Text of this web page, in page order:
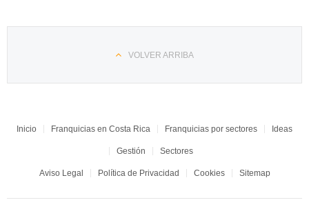
VOLVER ARRIBA
Inicio Franquicias en Costa Rica Franquicias por sectores Ideas
Gestión Sectores
Aviso Legal Política de Privacidad Cookies Sitemap